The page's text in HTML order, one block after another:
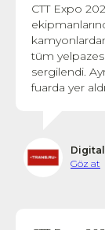
CTT Expo
tüm
sergilendi.
fuarda yer aldı.
Göz at